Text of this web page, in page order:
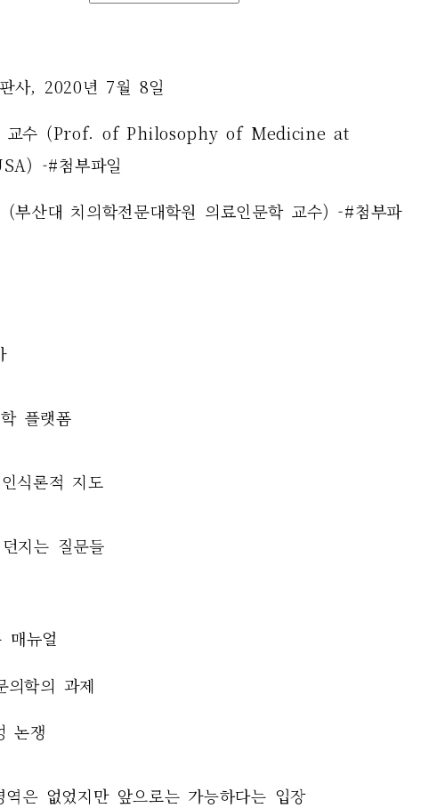
사, 2020년 7월 8일
교수 (Prof. of Philosophy of Medicine at
-#첨부파일
부산대 치의학전문대학원 의료인문학 교수) -#첨부파
플랫폼
식론적 지도
지는 질문들
매뉴얼
의학의 과제
논쟁
은 없었지만 앞으로는 가능하다는 입장